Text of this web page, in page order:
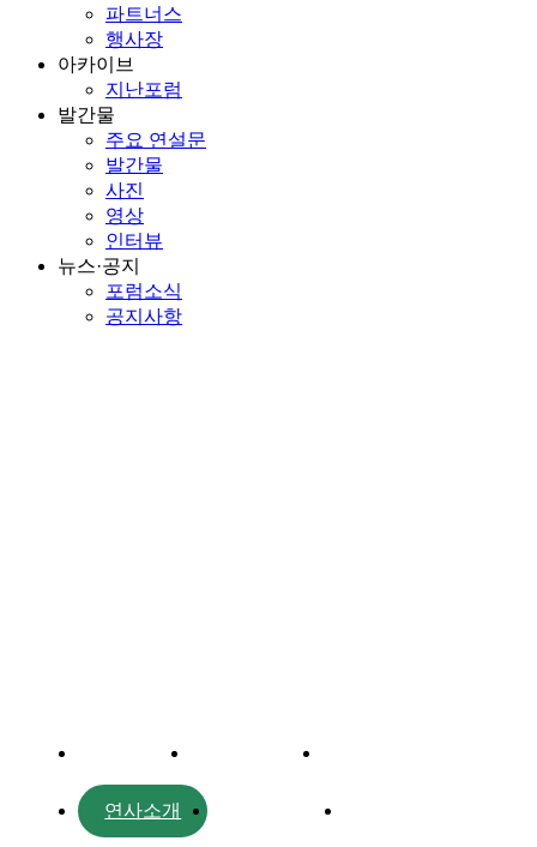
파트너스
행사장
아카이브
지난포럼
발간물
주요 연설문
발간물
사진
영상
인터뷰
뉴스·공지
포럼소식
공지사항
연사소개